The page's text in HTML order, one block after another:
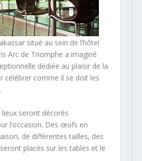
situé au sein de l’hôtel
Arc de Triomphe a imaginé
dédiée au plaisir de la
célébrer comme il se doit les
lieux seront décorés
l’occasion. Des œufs en
de différentes tailles, des
placés sur les tables et le